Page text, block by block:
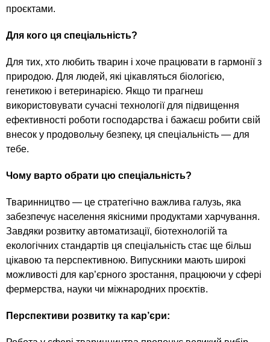
проєктами.
Для кого ця спеціальність?
Для тих, хто любить тварин і хоче працювати в гармонії з
природою. Для людей, які цікавляться біологією,
генетикою і ветеринарією. Якщо ти прагнеш
використовувати сучасні технології для підвищення
ефективності роботи господарства і бажаєш робити свій
внесок у продовольчу безпеку, ця спеціальність — для
тебе.
Чому варто обрати цю спеціальність?
Тваринництво — це стратегічно важлива галузь, яка
забезпечує населення якісними продуктами харчування.
Завдяки розвитку автоматизації, біотехнологій та
екологічних стандартів ця спеціальність стає ще більш
цікавою та перспективною. Випускники мають широкі
можливості для кар’єрного зростання, працюючи у сфері
фермерства, науки чи міжнародних проєктів.
Перспективи розвитку та кар’єри: